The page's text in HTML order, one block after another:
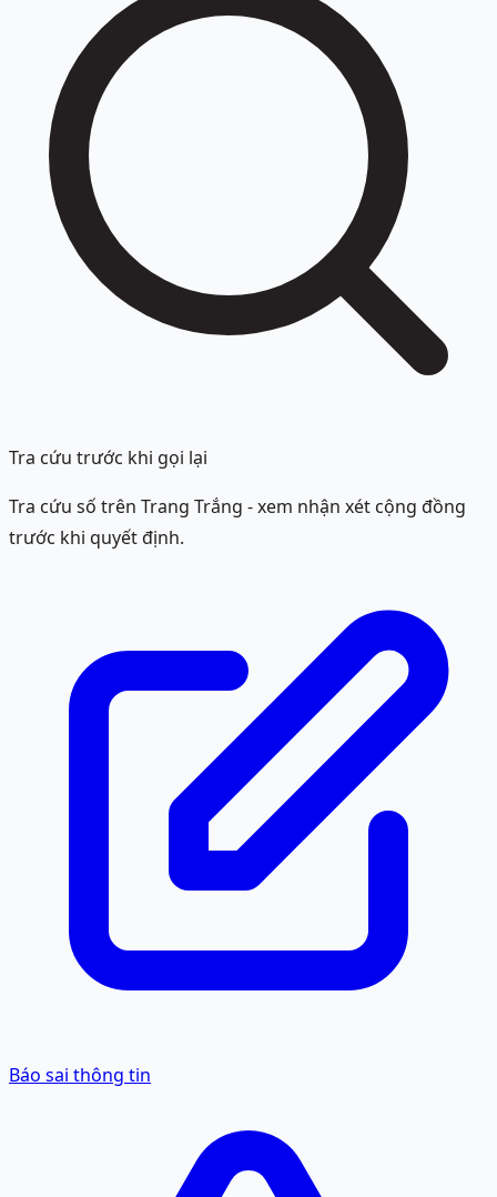
Tra cứu trước khi gọi lại
Tra cứu số trên Trang Trắng - xem nhận xét cộng đồng
trước khi quyết định.
Báo sai thông tin